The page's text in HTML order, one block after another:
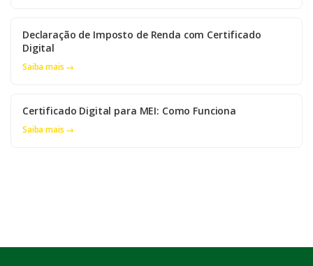
Declaração de Imposto de Renda com Certificado
Digital
Saiba mais →
Certificado Digital para MEI: Como Funciona
Saiba mais →